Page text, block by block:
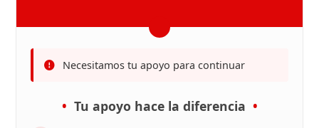
Necesitamos tu apoyo para continuar
Tu apoyo hace la diferencia